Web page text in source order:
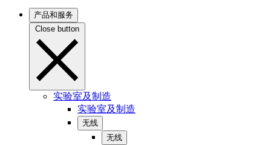
产品和服务
Close button
实验室及制造
实验室及制造
无线
无线